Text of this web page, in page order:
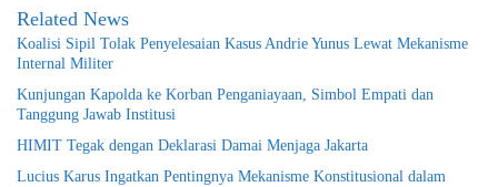
Related News
Koalisi Sipil Tolak Penyelesaian Kasus Andrie Yunus Lewat Mekanisme
Internal Militer
Kunjungan Kapolda ke Korban Penganiayaan, Simbol Empati dan
Tanggung Jawab Institusi
HIMIT Tegak dengan Deklarasi Damai Menjaga Jakarta
Lucius Karus Ingatkan Pentingnya Mekanisme Konstitusional dalam